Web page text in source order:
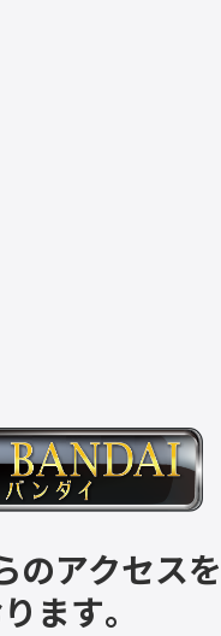
のアクセスを
ます。